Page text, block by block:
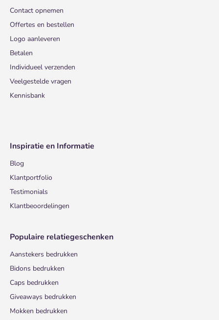
Contact opnemen
Offertes en bestellen
Logo aanleveren
Betalen
Individueel verzenden
Veelgestelde vragen
Kennisbank
Inspiratie en Informatie
Blog
Klantportfolio
Testimonials
Klantbeoordelingen
Populaire relatiegeschenken
Aanstekers bedrukken
Bidons bedrukken
Caps bedrukken
Giveaways bedrukken
Mokken bedrukken